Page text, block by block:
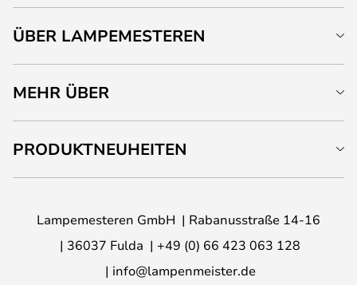
ÜBER LAMPEMESTEREN
MEHR ÜBER
PRODUKTNEUHEITEN
Lampemesteren GmbH
Rabanusstraße 14-16
36037 Fulda
+49 (0) 66 423 063 128
info@lampenmeister.de